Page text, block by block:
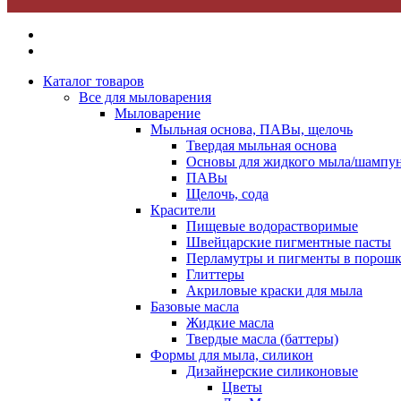
Каталог товаров
Все для мыловарения
Мыловарение
Мыльная основа, ПАВы, щелочь
Твердая мыльная основа
Основы для жидкого мыла/
ПАВы
Щелочь, сода
Красители
Пищевые водорастворимые
Швейцарские пигментные пасты
Перламутры и пигменты в
Глиттеры
Акриловые краски для мыла
Базовые масла
Жидкие масла
Твердые масла (баттеры)
Формы для мыла, силикон
Дизайнерские силиконовые
Цветы